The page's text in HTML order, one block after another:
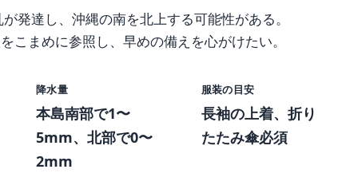
発達し、沖縄の南を北上する可能性がある。
こまめに参照し、早めの備えを心がけたい。
降水量
本島南部で1〜
5mm、北部で0〜
2mm
服装の目安
長袖の上着、折り
たたみ傘必須